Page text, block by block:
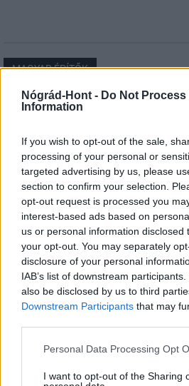
Nógrád-Hont - Do Not Process
Information
If you wish to opt-out of the sale,
processing of your personal or
targeted advertising by us, please
section to confirm your selection.
opt-out request is processed you
interest-based ads based on
us or personal information disclosed
your opt-out. You may separately
disclosure of your personal
IAB’s list of downstream
also be disclosed by us to third
Downstream Participants that may
Please note that this website/app
not limited to your visit or usage
Personal Data Processing Opt
I want to opt-out of the Sharing
MAGYAR ÉPÍTŐK
Mi épül?
Belváros-Lipótváros
játszótér
Város-Teampannon Kereskedelmi és Szolgáltató
Indulhat a Honvéd tér megújításának
klímatudatos gondolkodás és a helyi